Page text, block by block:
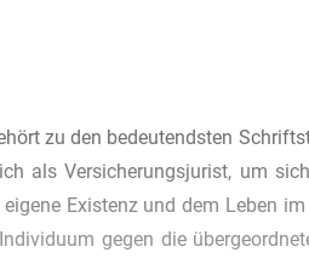
zu den bedeutendsten
als Versicherungsjurist, um
Existenz und dem Leben
gegen die